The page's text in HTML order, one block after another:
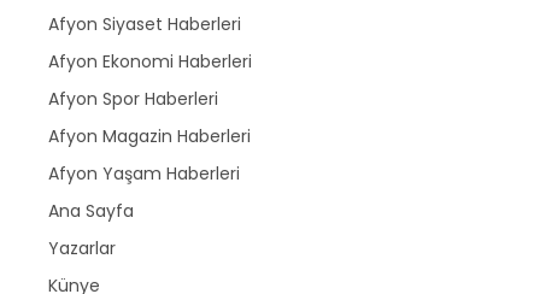
Afyon Siyaset Haberleri
Afyon Ekonomi Haberleri
Afyon Spor Haberleri
Afyon Magazin Haberleri
Afyon Yaşam Haberleri
Ana Sayfa
Yazarlar
Künye